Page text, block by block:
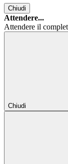
Chiudi
Attendere...
Attendere il
Chiudi